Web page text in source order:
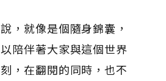
，就像是個隨身錦囊，
陪伴著大家與這個世界
，在翻閱的同時，也不